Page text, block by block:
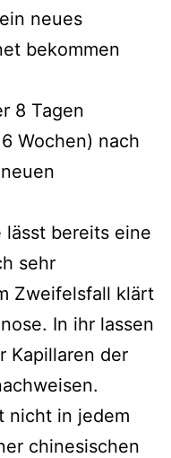
neues
bekommen
8 Tagen
Wochen) nach
lässt bereits eine
sehr
Zweifelsfall klärt
In ihr lassen
Kapillaren der
nicht in jedem
chinesischen